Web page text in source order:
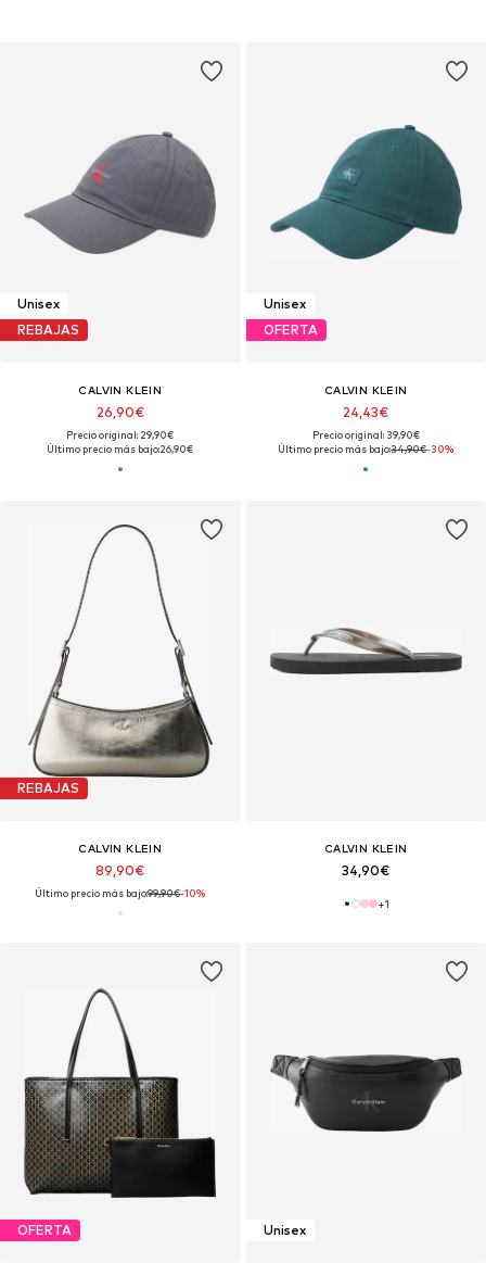
Unisex
REBAJAS
CALVIN KLEIN
26,90€
Precio original: 29,90€
Último precio más bajo:26,90€
Unisex
OFERTA
CALVIN KLEIN
24,43€
Precio original: 39,90€
Último precio más bajo:34,90€-30%
REBAJAS
CALVIN KLEIN
89,90€
Último precio más bajo:99,90€-10%
CALVIN KLEIN
34,90€
+1
OFERTA Unisex